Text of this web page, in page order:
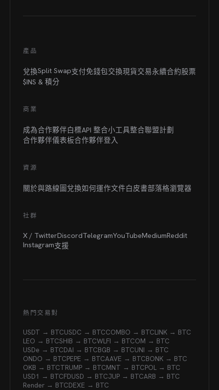
產品
兌換Split Swap支付免錢包交換現貨交易永續合約股票
$INS & 積分
商業
成為合作夥伴白標API 整合小工具整合聯盟計劃
合作夥伴儀表板合作夥伴登入
資源
關於與路線圖兌換如何運作文件白皮書部落格瀏覽器
社群
X / TwitterDiscordTelegramYouTubeMediumReddit
Instagram支援
熱門交易對
USDT → BTCUSDC → BTCCOMBO → BTCLINK → BTC
LEO → BTCSHIB → BTCWLFI → BTCOM → BTC
USDe → BTCDAI → BTCBGB → BTCUNI → BTC
ONDO → BTCPEPE → BTCAAVE → BTCBONK → BTC
OKB → BTCTRUMP → BTCMNT → BTCPOL → BTC
USD1 → BTCFDUSD → BTCJUP → BTCARB → BTC
Render → BTCDEXE → BTC